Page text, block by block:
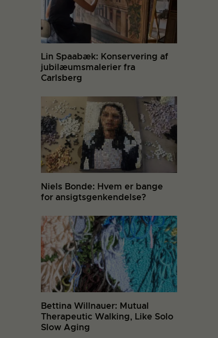
Lin Spaabæk: Konservering af
jubilæumsmalerier fra
Carlsberg
Niels Bonde: Hvem er bange
for ansigtsgenkendelse?
Bettina Willnauer: Mutual
Therapeutic Walking, Like Solo
Slow Aging